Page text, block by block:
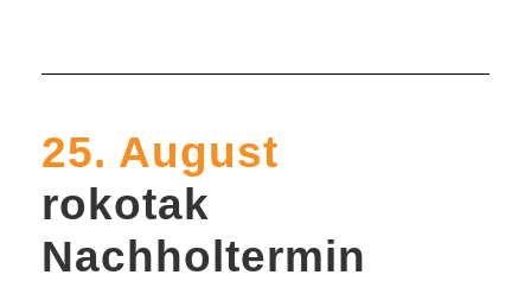
25. August
rokotak
Nachholtermin